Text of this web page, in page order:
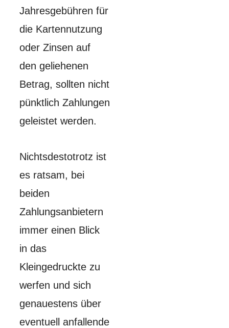
Jahresgebühren für
die Kartennutzung
oder Zinsen auf
den geliehenen
Betrag, sollten nicht
pünktlich Zahlungen
geleistet werden.
Nichtsdestotrotz ist
es ratsam, bei
beiden
Zahlungsanbietern
immer einen Blick
in das
Kleingedruckte zu
werfen und sich
genauestens über
eventuell anfallende